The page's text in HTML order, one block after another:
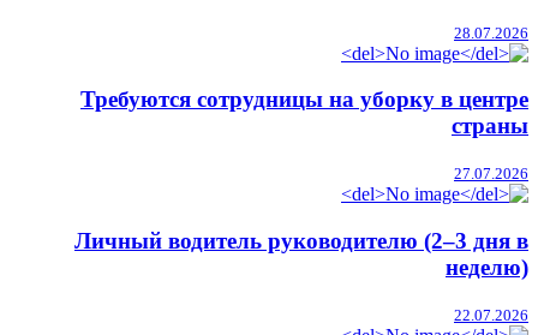
28.07.2026
Требуются сотрудницы на уборку в центре
страны
27.07.2026
Личный водитель руководителю (2–3 дня в
неделю)
22.07.2026